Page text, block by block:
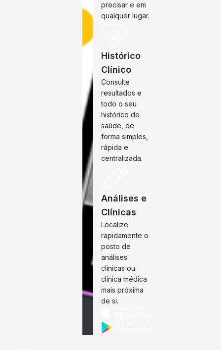
precisar e em
qualquer lugar.
Histórico
Clínico
Consulte
resultados e
todo o seu
histórico de
saúde, de
forma simples,
rápida e
centralizada.
Análises e
Clínicas
Localize
rapidamente o
posto de
análises
clínicas ou
clínica médica
mais próxima
de si.